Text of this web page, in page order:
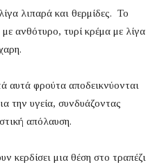
λιπαρά και θερμίδες. Το
με ανθότυρο, τυρί κρέμα με λίγα
αυτά φρούτα αποδεικνύονται
την υγεία, συνδυάζοντας
απόλαυση.
κερδίσει μια θέση στο τραπέζι